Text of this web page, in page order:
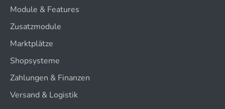
Module & Features
Zusatzmodule
Marktplätze
Shopsysteme
Zahlungen & Finanzen
Versand & Logistik